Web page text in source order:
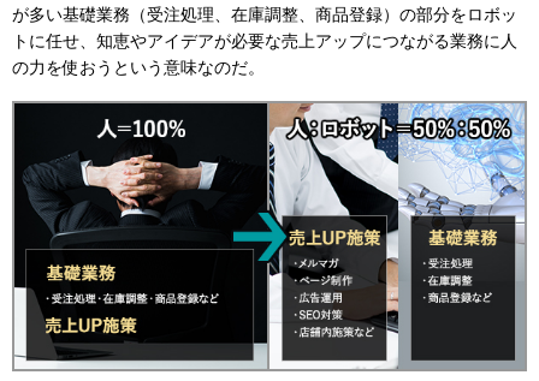
が多い基礎業務（受注処理、在庫調整、商品登録）の部分をロボッ
トに任せ、知恵やアイデアが必要な売上アップにつながる業務に人
の力を使おうという意味なのだ。